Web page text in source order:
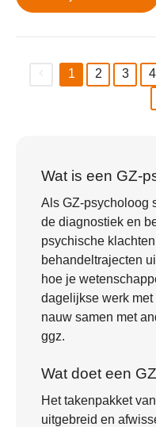
1
2 3 4
Wat is een GZ-
Als GZ-psycholoog
de diagnostiek en
psychische
behandeltrajecten
hoe je
dagelijkse werk
nauw samen met
ggz.
Wat doet een
Het takenpakket
uitgebreid en